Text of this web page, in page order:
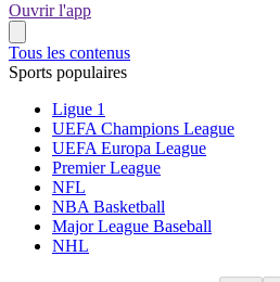
Ouvrir l'app
Tous les contenus
Sports populaires
Ligue 1
UEFA Champions League
UEFA Europa League
Premier League
NFL
NBA Basketball
Major League Baseball
NHL